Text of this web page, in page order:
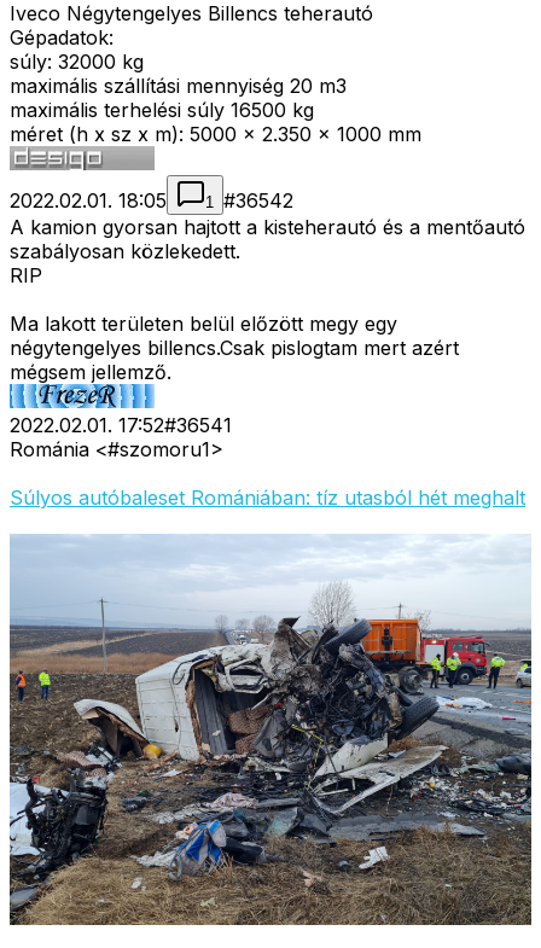
Iveco Négytengelyes Billencs teherautó
Gépadatok:
súly: 32000 kg
maximális szállítási mennyiség 20 m3
maximális terhelési súly 16500 kg
méret (h x sz x m): 5000 x 2.350 x 1000 mm
2022.02.01. 18:05 1 #36542
A kamion gyorsan hajtott a kisteherautó és a mentőautó
szabályosan közlekedett.
RIP
Ma lakott területen belül előzött megy egy
négytengelyes billencs.Csak pislogtam mert azért
mégsem jellemző.
2022.02.01. 17:52#36541
Románia <#szomoru1>
Súlyos autóbaleset Romániában: tíz utasból hét meghalt